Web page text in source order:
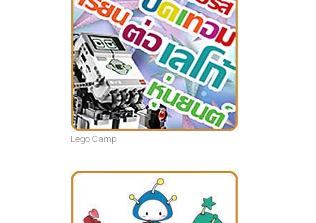
Lego Camp